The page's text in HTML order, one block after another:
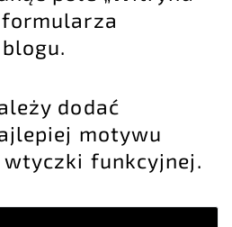
dodać
motywu
funkcyjnej.